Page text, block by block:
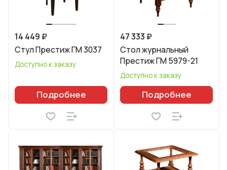
14 449 ₽
Стул Престиж ГМ 3037
Доступно к заказу
Подробнее
47 333 ₽
Стол журнальный
Престиж ГМ 5979-21
Доступно к заказу
Подробнее